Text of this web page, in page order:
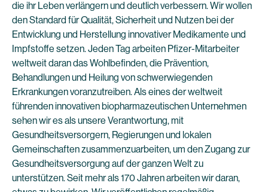
die ihr Leben verlängern und deutlich verbessern. Wir wollen
den Standard für Qualität, Sicherheit und Nutzen bei der
Entwicklung und Herstellung innovativer Medikamente und
Impfstoffe setzen. Jeden Tag arbeiten Pfizer-Mitarbeiter
weltweit daran das Wohlbefinden, die Prävention,
Behandlungen und Heilung von schwerwiegenden
Erkrankungen voranzutreiben. Als eines der weltweit
führenden innovativen biopharmazeutischen Unternehmen
sehen wir es als unsere Verantwortung, mit
Gesundheitsversorgern, Regierungen und lokalen
Gemeinschaften zusammenzuarbeiten, um den Zugang zur
Gesundheitsversorgung auf der ganzen Welt zu
unterstützen. Seit mehr als 170 Jahren arbeiten wir daran,